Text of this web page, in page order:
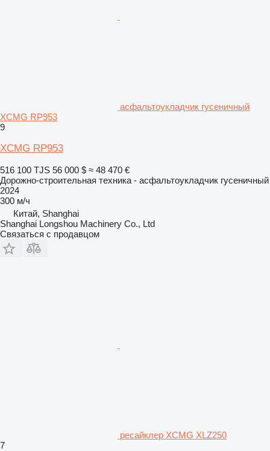
асфальтоукладчик гусеничный
XCMG RP953
9
XCMG RP953
516 100 TJS 56 000 $ ≈ 48 470 €
Дорожно-строительная техника - асфальтоукладчик гусеничный
2024
300 м/ч
Китай, Shanghai
Shanghai Longshou Machinery Co., Ltd
Связаться с продавцом
ресайклер XCMG XLZ250
7